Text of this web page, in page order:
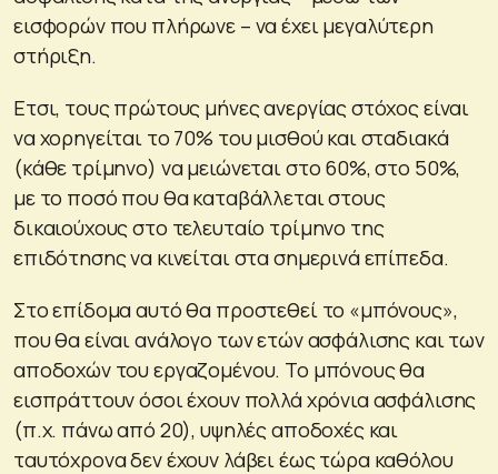
εισφορών που πλήρωνε – να έχει μεγαλύτερη
στήριξη.
Ετσι, τους πρώτους μήνες ανεργίας στόχος είναι
να χορηγείται το 70% του μισθού και σταδιακά
(κάθε τρίμηνο) να μειώνεται στο 60%, στο 50%,
με το ποσό που θα καταβάλλεται στους
δικαιούχους στο τελευταίο τρίμηνο της
επιδότησης να κινείται στα σημερινά επίπεδα.
Στο επίδομα αυτό θα προστεθεί το «μπόνους»,
που θα είναι ανάλογο των ετών ασφάλισης και των
αποδοχών του εργαζομένου. Το μπόνους θα
εισπράττουν όσοι έχουν πολλά χρόνια ασφάλισης
(π.χ. πάνω από 20), υψηλές αποδοχές και
ταυτόχρονα δεν έχουν λάβει έως τώρα καθόλου